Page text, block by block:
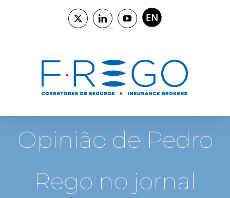
X LinkedInYouTubeENGLISH
Opinião de Pedro
Rego no jornal